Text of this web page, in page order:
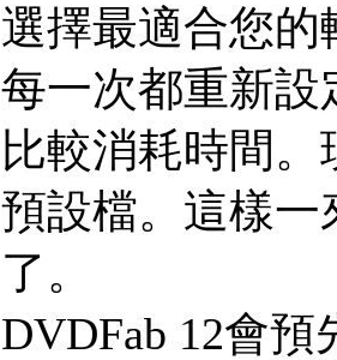
選擇最適合您的
每一次都重新設
比較消耗時間。
預設檔。這樣
了。
DVDFab 12會